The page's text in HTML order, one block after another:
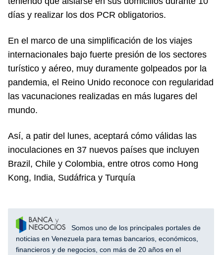
días y realizar los dos PCR obligatorios.
En el marco de una simplificación de los viajes
internacionales bajo fuerte presión de los sectores
turístico y aéreo, muy duramente golpeados por la
pandemia, el Reino Unido reconoce con regularidad
las vacunaciones realizadas en más lugares del
mundo.
Así, a patir del lunes, aceptará cómo válidas las
inoculaciones en 37 nuevos países que incluyen
Brazil, Chile y Colombia, entre otros como Hong
Kong, India, Sudáfrica y Turquía
Somos uno de los principales portales de
noticias en Venezuela para temas bancarios, económicos,
financieros y de negocios, con más de 20 años en el